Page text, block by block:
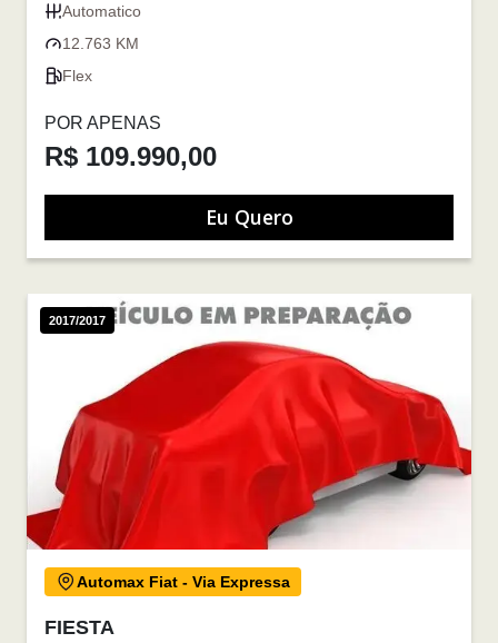
Automatico
12.763 KM
Flex
POR APENAS
R$ 109.990,00
Eu Quero
2017/2017
Automax Fiat - Via Expressa
FIESTA